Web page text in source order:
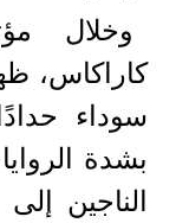
وخلال
كاراكاس،
سوداء
بشدة
الناجين